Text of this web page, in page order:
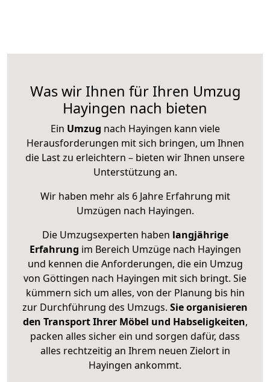
Was wir Ihnen für Ihren Umzug
Hayingen nach bieten
Ein Umzug nach Hayingen kann viele
Herausforderungen mit sich bringen, um Ihnen
die Last zu erleichtern – bieten wir Ihnen unsere
Unterstützung an.
Wir haben mehr als 6 Jahre Erfahrung mit
Umzügen nach Hayingen.
Die Umzugsexperten haben langjährige
Erfahrung im Bereich Umzüge nach Hayingen
und kennen die Anforderungen, die ein Umzug
von Göttingen nach Hayingen mit sich bringt. Sie
kümmern sich um alles, von der Planung bis hin
zur Durchführung des Umzugs. Sie organisieren
den Transport Ihrer Möbel und Habseligkeiten,
packen alles sicher ein und sorgen dafür, dass
alles rechtzeitig an Ihrem neuen Zielort in
Hayingen ankommt.